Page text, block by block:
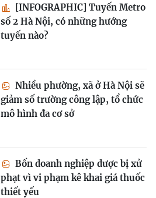
[INFOGRAPHIC] Tuyến Metro
số 2 Hà Nội, có những hướng
tuyến nào?
Nhiều phường, xã ở Hà Nội sẽ
giảm số trường công lập, tổ chức
mô hình đa cơ sở
Bốn doanh nghiệp dược bị xử
phạt vì vi phạm kê khai giá thuốc
thiết yếu